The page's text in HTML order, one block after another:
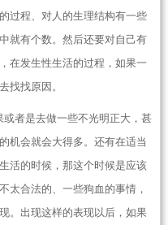
过程、对人的生理结构有一些
就有个数。然后还要对自己有
在发生性生活的过程，如果一
找找原因。
者是去做一些不光明正大，甚
机会就会大得多。还有在适当
活的时候，那这个时候是应该
太合法的、一些狗血的事情，
。出现这样的表现以后，如果